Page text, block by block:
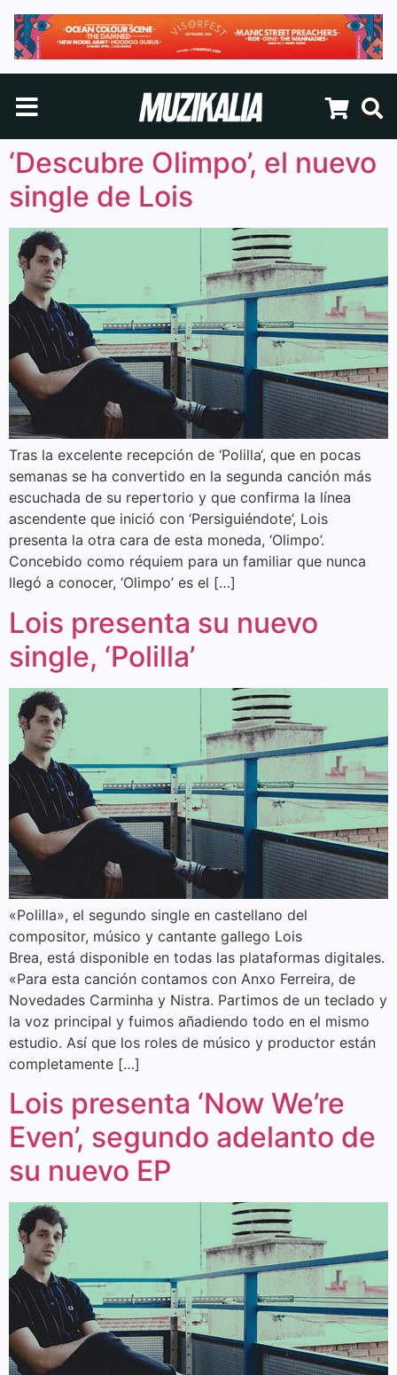
‘Descubre Olimpo’, el nuevo
single de Lois
Tras la excelente recepción de ‘Polilla‘, que en pocas
semanas se ha convertido en la segunda canción más
escuchada de su repertorio y que confirma la línea
ascendente que inició con ‘Persiguiéndote’, Lois
presenta la otra cara de esta moneda, ‘Olimpo’.
Concebido como réquiem para un familiar que nunca
llegó a conocer, ‘Olimpo’ es el […]
Lois presenta su nuevo
single, ‘Polilla’
«Polilla», el segundo single en castellano del
compositor, músico y cantante gallego Lois
Brea, está disponible en todas las plataformas digitales.
«Para esta canción contamos con Anxo Ferreira, de
Novedades Carminha y Nistra. Partimos de un teclado y
la voz principal y fuimos añadiendo todo en el mismo
estudio. Así que los roles de músico y productor están
completamente […]
Lois presenta ‘Now We’re
Even’, segundo adelanto de
su nuevo EP